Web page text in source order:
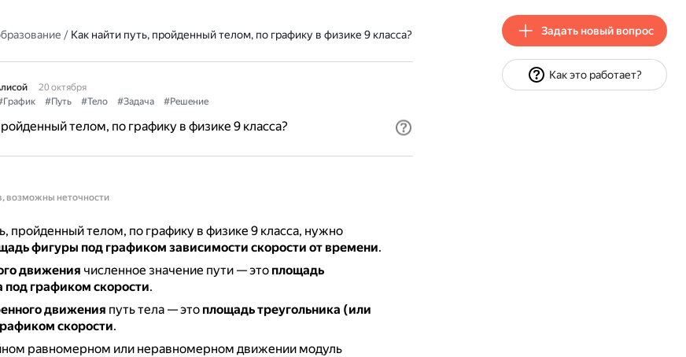
/ Как найти путь, пройденный телом, по графику в физике 9 класса?
20 октября
#Путь #Тело #Задача #Решение
телом, по графику в физике 9 класса?
возможны неточности
пройденный телом, по графику в физике 9 класса, нужно
фигуры под графиком зависимости скорости от времени.
движения численное значение пути — это площадь
под графиком скорости.
движения путь тела — это площадь треугольника (или
скорости.
равномерном или неравномерном движении модуль
Задать новый вопрос
Как это работает?